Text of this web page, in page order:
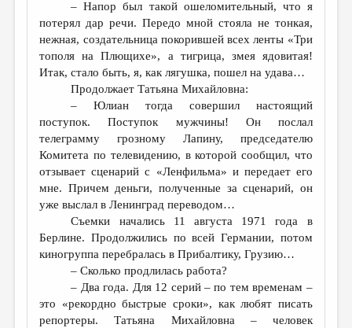
– Напор был такой ошеломительный, что я
потерял дар речи. Передо мной стояла не тонкая,
нежная, создательница покорившей всех ленты «Три
тополя на Плющихе», а тигрица, змея ядовитая!
Итак, стало быть, я, как лягушка, пошел на удава…
Продолжает Татьяна Михайловна:
– Юлиан тогда совершил настоящий
поступок. Поступок мужчины! Он послал
телеграмму грозному Лапину, председателю
Комитета по телевидению, в которой сообщил, что
отзывает сценарий с «Ленфильма» и передает его
мне. Причем деньги, полученные за сценарий, он
уже выслал в Ленинград переводом…
Съемки начались 11 августа 1971 года в
Берлине. Продолжились по всей Германии, потом
киногруппа перебралась в Прибалтику, Грузию…
– Сколько продлилась работа?
– Два года. Для 12 серий – по тем временам –
это «рекордно быстрые сроки», как любят писать
репортеры. Татьяна Михайловна – человек